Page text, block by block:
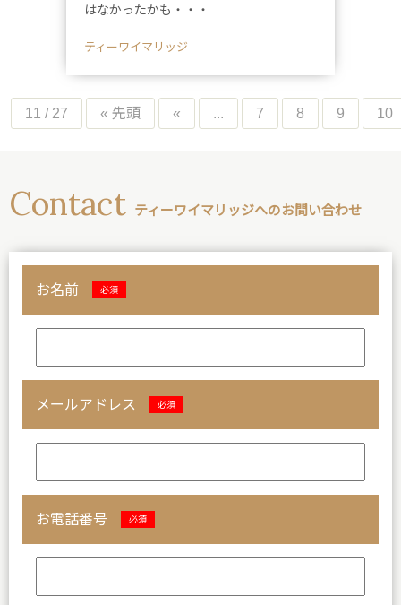
はなかったかも・・・
ティーワイマリッジ
11 / 27 « 先頭 « ... 7 8 9 10
Contact ティーワイマリッジへのお問い合わせ
お名前 必須
メールアドレス 必須
お電話番号 必須